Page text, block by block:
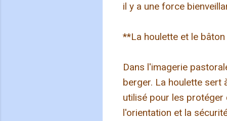
il y a une force
**La houlette et le
Dans l'imagerie
berger. La houlette sert
utilisé pour les
l'orientation et la